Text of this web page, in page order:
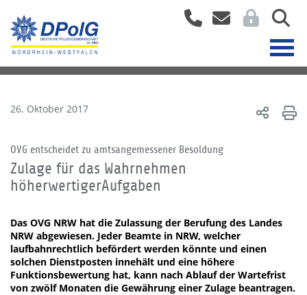
26. Oktober 2017
OVG entscheidet zu amtsangemessener Besoldung
Zulage für das Wahrnehmen
höherwertigerAufgaben
Das OVG NRW hat die Zulassung der Berufung des Landes
NRW abgewiesen. Jeder Beamte in NRW, welcher
laufbahnrechtlich befördert werden könnte und einen
solchen Dienstposten innehält und eine höhere
Funktionsbewertung hat, kann nach Ablauf der Wartefrist
von zwölf Monaten die Gewährung einer Zulage beantragen.